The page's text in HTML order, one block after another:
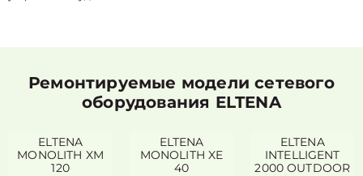
Ремонтируемые модели сетевого
оборудования ELTENA
ELTENA
MONOLITH XM
120
ELTENA
MONOLITH XE
40
ELTENA
INTELLIGENT
2000 OUTDOOR